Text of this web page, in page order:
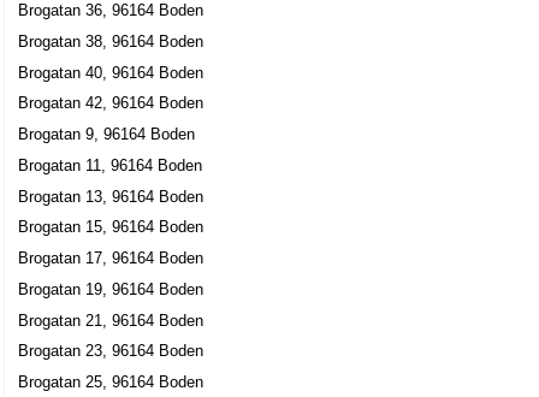
Brogatan 36, 96164 Boden
Brogatan 38, 96164 Boden
Brogatan 40, 96164 Boden
Brogatan 42, 96164 Boden
Brogatan 9, 96164 Boden
Brogatan 11, 96164 Boden
Brogatan 13, 96164 Boden
Brogatan 15, 96164 Boden
Brogatan 17, 96164 Boden
Brogatan 19, 96164 Boden
Brogatan 21, 96164 Boden
Brogatan 23, 96164 Boden
Brogatan 25, 96164 Boden